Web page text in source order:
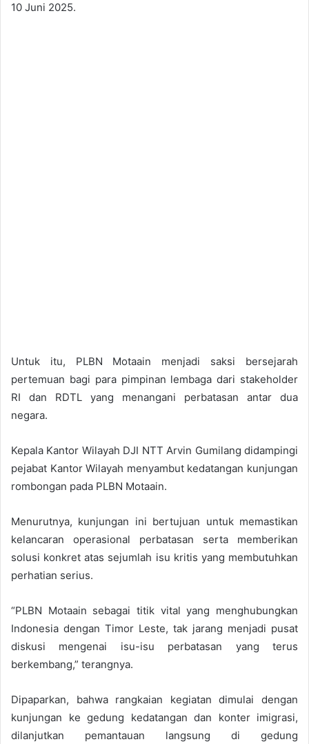
10 Juni 2025.
Untuk itu, PLBN Motaain menjadi saksi bersejarah
pertemuan bagi para pimpinan lembaga dari stakeholder
RI dan RDTL yang menangani perbatasan antar dua
negara.
Kepala Kantor Wilayah DJI NTT Arvin Gumilang didampingi
pejabat Kantor Wilayah menyambut kedatangan kunjungan
rombongan pada PLBN Motaain.
Menurutnya, kunjungan ini bertujuan untuk memastikan
kelancaran operasional perbatasan serta memberikan
solusi konkret atas sejumlah isu kritis yang membutuhkan
perhatian serius.
“PLBN Motaain sebagai titik vital yang menghubungkan
Indonesia dengan Timor Leste, tak jarang menjadi pusat
diskusi mengenai isu-isu perbatasan yang terus
berkembang,” terangnya.
Dipaparkan, bahwa rangkaian kegiatan dimulai dengan
kunjungan ke gedung kedatangan dan konter imigrasi,
dilanjutkan pemantauan langsung di gedung